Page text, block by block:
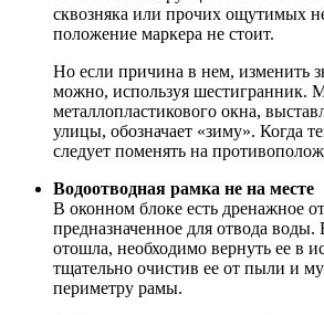
сквозняка или прочих ощутимых
положение маркера не стоит.
Но если причина в нем, изменить
можно, используя шестигранник.
металлопластикового окна,
улицы, обозначает «зиму». Когда
следует поменять на
Водоотводная рамка не на месте
В оконном блоке есть дренажное
предназначенное для отвода воды.
отошла, необходимо вернуть ее в
тщательно очистив ее от пыли и
периметру рамы.